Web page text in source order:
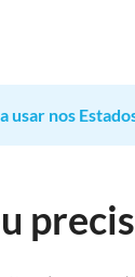
usar nos